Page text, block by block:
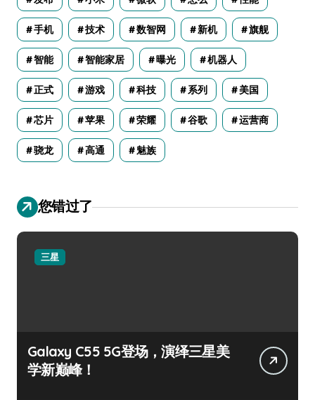
手机 技术 数智网 新机 旗舰
智能 智能家居 曝光 机器人
正式 游戏 科技 系列 美国
芯片 苹果 荣耀 谷歌 运营商
骁龙 高通 魅族
您错过了
三星
Galaxy C55 5G登场，演绎三星美
学新巅峰！